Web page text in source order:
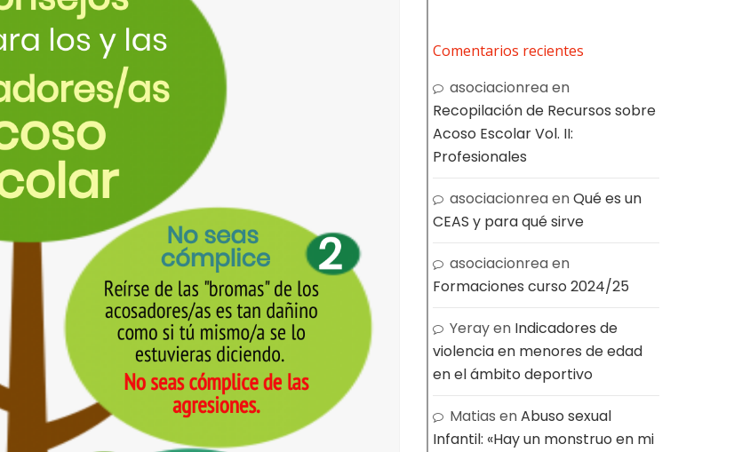
Comentarios recientes
asociacionreaen
Recopilación de Recursos sobre
Acoso Escolar Vol. II:
Profesionales
asociacionreaenQué es un
CEAS y para qué sirve
asociacionreaen
Formaciones curso 2024/25
Yerayen Indicadores de
violencia en menores de edad
en el ámbito deportivo
Matias enAbuso sexual
Infantil: «Hay un monstruo en mi